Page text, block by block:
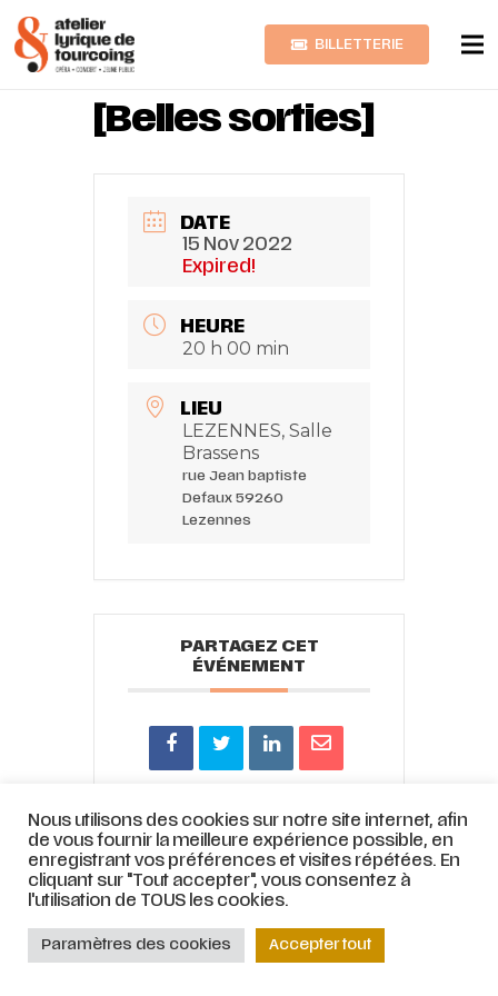
BILLETTERIE
KISS ME BABY
[Belles sorties]
DATE
15 Nov 2022
Expired!
HEURE
20 h 00 min
LIEU
LEZENNES, Salle
Brassens
rue Jean baptiste
Defaux 59260
Lezennes
PARTAGEZ CET
ÉVÉNEMENT
© ATELIER LYRIQUE DE TOURCOING |Mentions légales|Stratégie webet
accompagnement parCOJT– Cabinet conseil web –
Nous utilisons des cookies sur notre site internet, afin
de vous fournir la meilleure expérience possible, en
enregistrant vos préférences et visites répétées. En
cliquant sur "Tout accepter", vous consentez à
l'utilisation de TOUS les cookies.
Paramètres des cookies Accepter tout